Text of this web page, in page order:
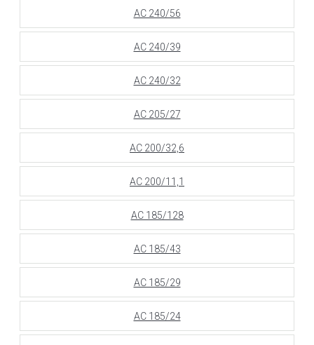
АС 240/56
АС 240/39
АС 240/32
АС 205/27
АС 200/32,6
АС 200/11,1
АС 185/128
АС 185/43
АС 185/29
АС 185/24